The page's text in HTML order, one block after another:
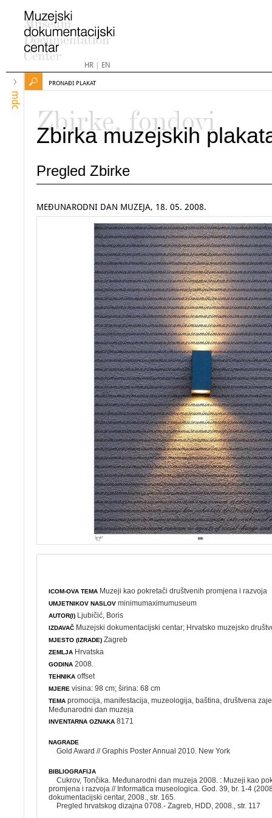
HR| EN
mdc
PRONAĐI PLAKAT
Zbirke, fondovi
Zbirka muzejskih
Pregled Zbirke
MEĐUNARODNI DAN MUZEJA, 18. 05. 2008.
ICOM-OVA TEMA Muzeji kao pokretači društvenih promjena i razvoja
UMJETNIKOV NASLOV minimumaximumuseum
AUTOR(I) Ljubičić, Boris
IZDAVAČ Muzejski dokumentacijski centar; Hrvatsko muzejsko
MJESTO (IZRADE) Zagreb
ZEMLJA Hrvatska
GODINA 2008.
TEHNIKA offset
MJERE visina: 98 cm; širina: 68 cm
TEMA promocija ,manifestacija ,muzeologija ,baština ,društvena
Međunarodni dan muzeja
INVENTARNA OZNAKA 8171
NAGRADE
Gold Award // Graphis Poster Annual 2010. New York
BIBLIOGRAFIJA
Cukrov, Tončika. Međunarodni dan muzeja 2008. : Muzeji kao
promjena i razvoja // Informatica museologica. God. 39, br. 1-4
dokumentacijski centar, 2008., str. 165.
Pregled hrvatskog dizajna 0708.- Zagreb, HDD, 2008., str. 117